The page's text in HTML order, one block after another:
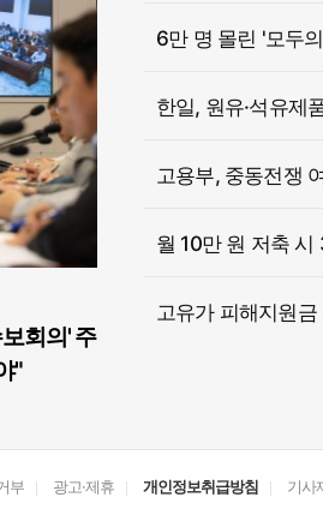
회의' 주
"
6만 명 몰린 '모두
한일, 원유·석유제
고용부, 중동전쟁
월 10만 원 저축
고유가 피해지원
부 광고·제휴 개인정보취급방침 기사